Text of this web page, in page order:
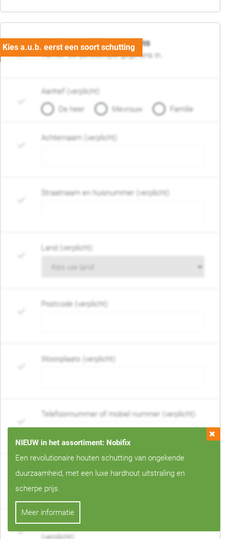
06. Persoonlijke gegevens
Vul hier uw persoonlijke gegevens in..
Aanhef (verplicht)
De heer
Mevrouw Familie
Achternaam (verplicht)
Straatnaam en huisnummer (verplicht)
Land (verplicht)
Postcode (verplicht)
Woonplaats (verplicht)
Telefoonnummer of mobiel nummer (verplicht)
E-mail adres (verplicht)
Wanneer mag de schutting geplaatst worden?
(verplicht)
NIEUW in het assortiment: Nobifix
Een revolutionaire houten schutting van ongekende
duurzaamheid, met een luxe hardhout uitstraling en
scherpe prijs.
Meer informatie